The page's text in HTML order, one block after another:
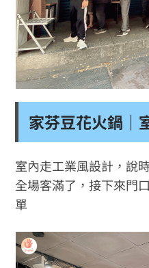
家芬豆花火鍋｜
室內走工業風設計，說
全場客滿了，接下來門
單